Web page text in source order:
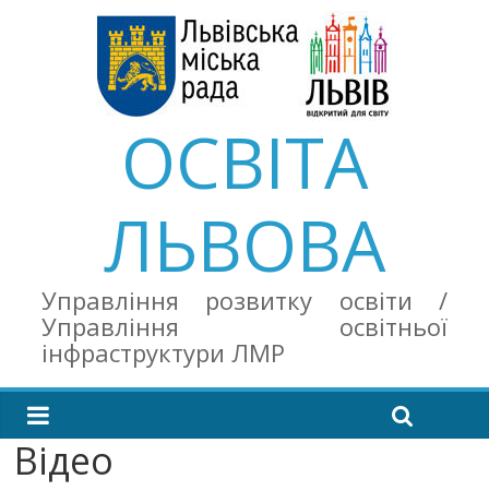
ОСВІТА
ЛЬВОВА
Управління розвитку освіти /
Управління освітньої
інфраструктури ЛМР
Відео